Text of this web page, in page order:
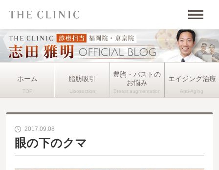
ホーム 脂肪吸引
豊胸・バストの
お悩み
エイジング治療
2017.09.08
眼の下のクマ